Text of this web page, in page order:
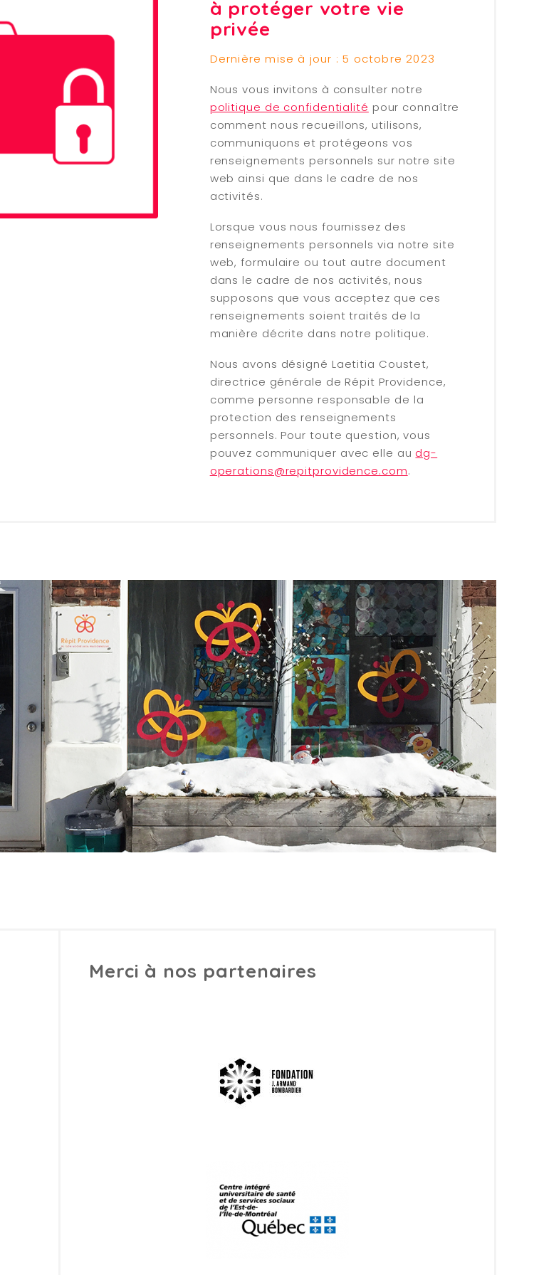
à protéger votre vie
privée
Dernière mise à jour : 5 octobre 2023
Nous vous invitons à consulter notre
politique de confidentialité pour connaître
comment nous recueillons, utilisons,
communiquons et protégeons vos
renseignements personnels sur notre site
web ainsi que dans le cadre de nos
activités.
Lorsque vous nous fournissez des
renseignements personnels via notre site
web, formulaire ou tout autre document
dans le cadre de nos activités, nous
supposons que vous acceptez que ces
renseignements soient traités de la
manière décrite dans notre politique.
Nous avons désigné Laetitia Coustet,
directrice générale de Répit Providence,
comme personne responsable de la
protection des renseignements
personnels. Pour toute question, vous
pouvez communiquer avec elle au dg-
operations@repitprovidence.com.
Merci à nos partenaires